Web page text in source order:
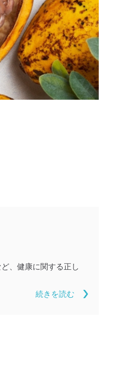
、健康に関する正し
続きを読む